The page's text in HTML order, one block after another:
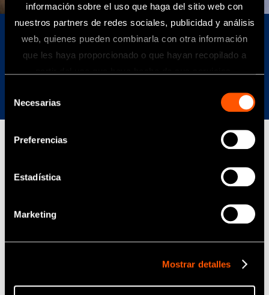
información sobre el uso que haga del sitio web con
nuestros partners de redes sociales, publicidad y análisis
web, quienes pueden combinarla con otra información
que les haya proporcionado o que hayan recopilado a
Necesarias
Preferencias
Estadística
Marketing
Mostrar detalles
Desde la fundación de NSK en 1930, nuestra misión
largo de todo el mundo. Y hemos trabajado siempre